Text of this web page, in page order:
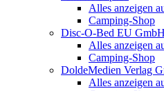
Alles anzeigen
Camping-Shop
Disc-O-Bed EU GmbH
Alles anzeigen
Camping-Shop
DoldeMedien Verlag
Alles anzeigen